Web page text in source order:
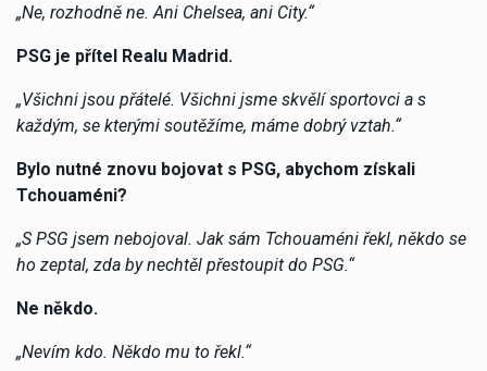
„Ne, rozhodně ne. Ani Chelsea, ani City.“
PSG je přítel Realu Madrid.
„Všichni jsou přátelé. Všichni jsme skvělí sportovci a s
každým, se kterými soutěžíme, máme dobrý vztah.“
Bylo nutné znovu bojovat s PSG, abychom získali
Tchouaméni?
„S PSG jsem nebojoval. Jak sám Tchouaméni řekl, někdo se
ho zeptal, zda by nechtěl přestoupit do PSG.“
Ne někdo.
„Nevím kdo. Někdo mu to řekl.“